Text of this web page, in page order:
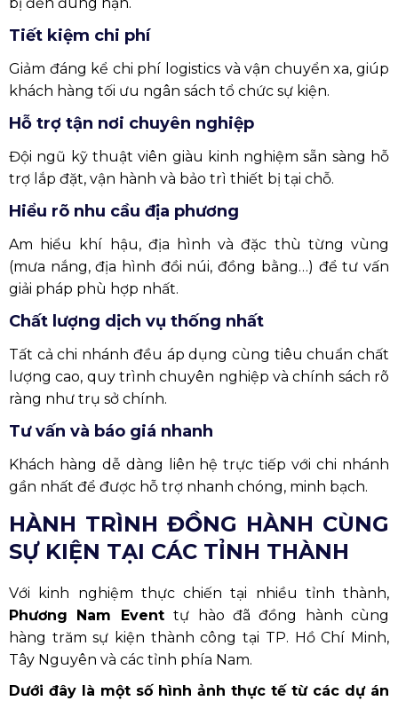
Tiết kiệm chi phí
Giảm đáng kể chi phí logistics và vận chuyển xa, giúp
khách hàng tối ưu ngân sách tổ chức sự kiện.
Hỗ trợ tận nơi chuyên nghiệp
Đội ngũ kỹ thuật viên giàu kinh nghiệm sẵn sàng hỗ
trợ lắp đặt, vận hành và bảo trì thiết bị tại chỗ.
Hiểu rõ nhu cầu địa phương
Am hiểu khí hậu, địa hình và đặc thù từng vùng
(mưa nắng, địa hình đồi núi, đồng bằng…) để tư vấn
giải pháp phù hợp nhất.
Chất lượng dịch vụ thống nhất
Tất cả chi nhánh đều áp dụng cùng tiêu chuẩn chất
lượng cao, quy trình chuyên nghiệp và chính sách rõ
ràng như trụ sở chính.
Tư vấn và báo giá nhanh
Khách hàng dễ dàng liên hệ trực tiếp với chi nhánh
gần nhất để được hỗ trợ nhanh chóng, minh bạch.
HÀNH TRÌNH ĐỒNG HÀNH CÙNG
SỰ KIỆN TẠI CÁC TỈNH THÀNH
Với kinh nghiệm thực chiến tại nhiều tỉnh thành,
Phương Nam Eventtự hào đã đồng hành cùng
hàng trăm sự kiện thành công tại TP. Hồ Chí Minh,
Tây Nguyên và các tỉnh phía Nam.
Dưới đây là một số hình ảnh thực tế từ các dự án